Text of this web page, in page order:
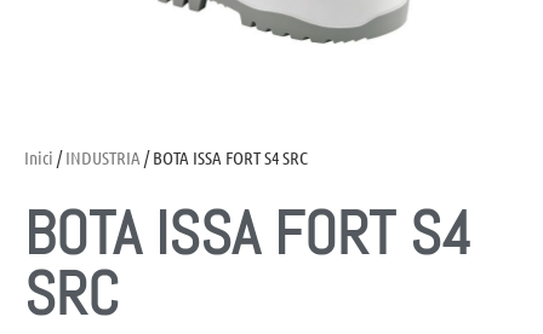
Inici /INDUSTRIA / BOTA ISSA FORT S4 SRC
BOTA ISSA FORT S4
SRC